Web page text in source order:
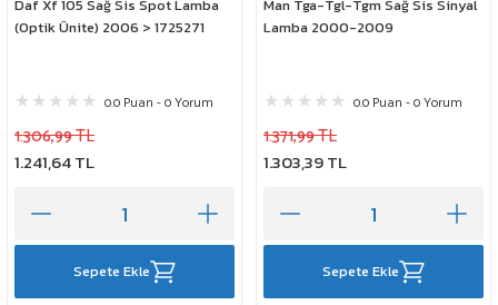
Daf Xf 105 Sağ Sis Spot Lamba
(Optik Ünite) 2006 > 1725271
0.0 Puan - 0 Yorum
1.306,99 TL
1.241,64 TL
Sepete Ekle
Man Tga-Tgl-Tgm Sağ Sis Sinyal
Lamba 2000-2009
0.0 Puan - 0 Yorum
1.371,99 TL
1.303,39 TL
Sepete Ekle